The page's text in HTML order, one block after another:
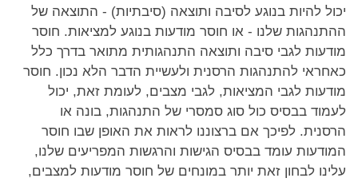
יכול להיות בנוגע לסיבה ותוצאה (סיבתיות) - התוצאה של
ההתנהגות שלנו - או חוסר מודעות בנוגע למציאות. חוסר
מודעות לגבי סיבה ותוצאה התנהגותית מתואר בדרך כלל
כאחראי להתנהגות הרסנית ולעשיית הדבר הלא נכון. חוסר
מודעות לגבי המציאות, לגבי מצבים, לעומת זאת, יכול
לעמוד בבסיס כול סוג סמסרי של התנהגות, בונה או
הרסנית. לפיכך אם ברצוננו לראות את האופן שבו חוסר
המודעות עומד בבסיס הגישות והרגשות המפריעים שלנו,
עלינו לבחון זאת יותר במונחים של חוסר מודעות למצבים,